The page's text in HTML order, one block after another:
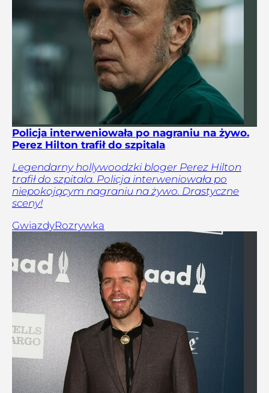
Policja interweniowała po nagraniu na żywo.
Perez Hilton trafił do szpitala
Legendarny hollywoodzki bloger Perez Hilton
trafił do szpitala. Policja interweniowała po
niepokojącym nagraniu na żywo. Drastyczne
sceny!
GwiazdyRozrywka